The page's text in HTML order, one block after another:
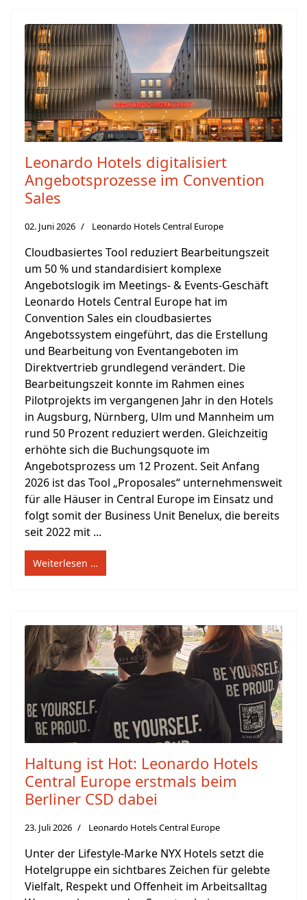
Leonardo Hotels digitalisiert
Angebotsprozesse im Convention
Sales
02. Juni 2026 Leonardo Hotels Central Europe
Cloudbasiertes Tool reduziert Bearbeitungszeit
um 50 % und standardisiert komplexe
Angebotslogik im Meetings- & Events-Geschäft
Leonardo Hotels Central Europe hat im
Convention Sales ein cloudbasiertes
Angebotssystem eingeführt, das die Erstellung
und Bearbeitung von Eventangeboten im
Direktvertrieb grundlegend verändert. Die
Bearbeitungszeit konnte im Rahmen eines
Pilotprojekts im vergangenen Jahr in den Hotels
in Augsburg, Nürnberg, Ulm und Mannheim um
rund 50 Prozent reduziert werden. Gleichzeitig
erhöhte sich die Buchungsquote im
Angebotsprozess um 12 Prozent. Seit Anfang
2026 ist das Tool „Proposales“ unternehmensweit
für alle Häuser in Central Europe im Einsatz und
folgt somit der Business Unit Benelux, die bereits
seit 2022 mit ...
Weiterlesen …
Haltung ist Hot: Leonardo Hotels
Central Europe erstmals beim
Berliner CSD dabei
23. Juli 2026 Leonardo Hotels Central Europe
Unter der Lifestyle-Marke NYX Hotels setzt die
Hotelgruppe ein sichtbares Zeichen für gelebte
Vielfalt, Respekt und Offenheit im Arbeitsalltag